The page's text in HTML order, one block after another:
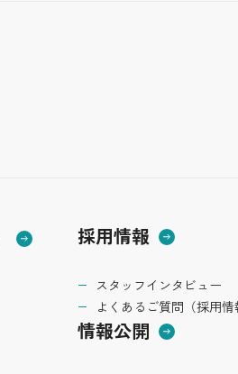
採用情報
スタッフインタビュー
よくあるご質問（採用情
情報公開